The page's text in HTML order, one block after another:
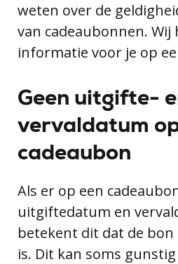
weten over de
van cadeaubonnen. Wij
informatie voor je op
Geen uitgifte-
vervaldatum
cadeaubon
Als er op een
uitgiftedatum en
betekent dit dat de
is. Dit kan soms